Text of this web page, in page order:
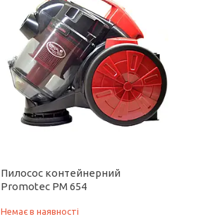
Пилосос контейнерний
Promotec PM 654
Немає в наявності